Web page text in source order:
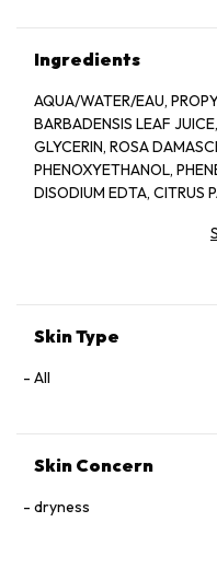
Ingredients
AQUA/WATER/EAU,
BARBADENSIS LEAF
GLYCERIN, ROSA
PHENOXYETHANOL,
DISODIUM EDTA, CITRUS
ACID, POTASSIUM
Skin Type
All
Skin Concern
dryness